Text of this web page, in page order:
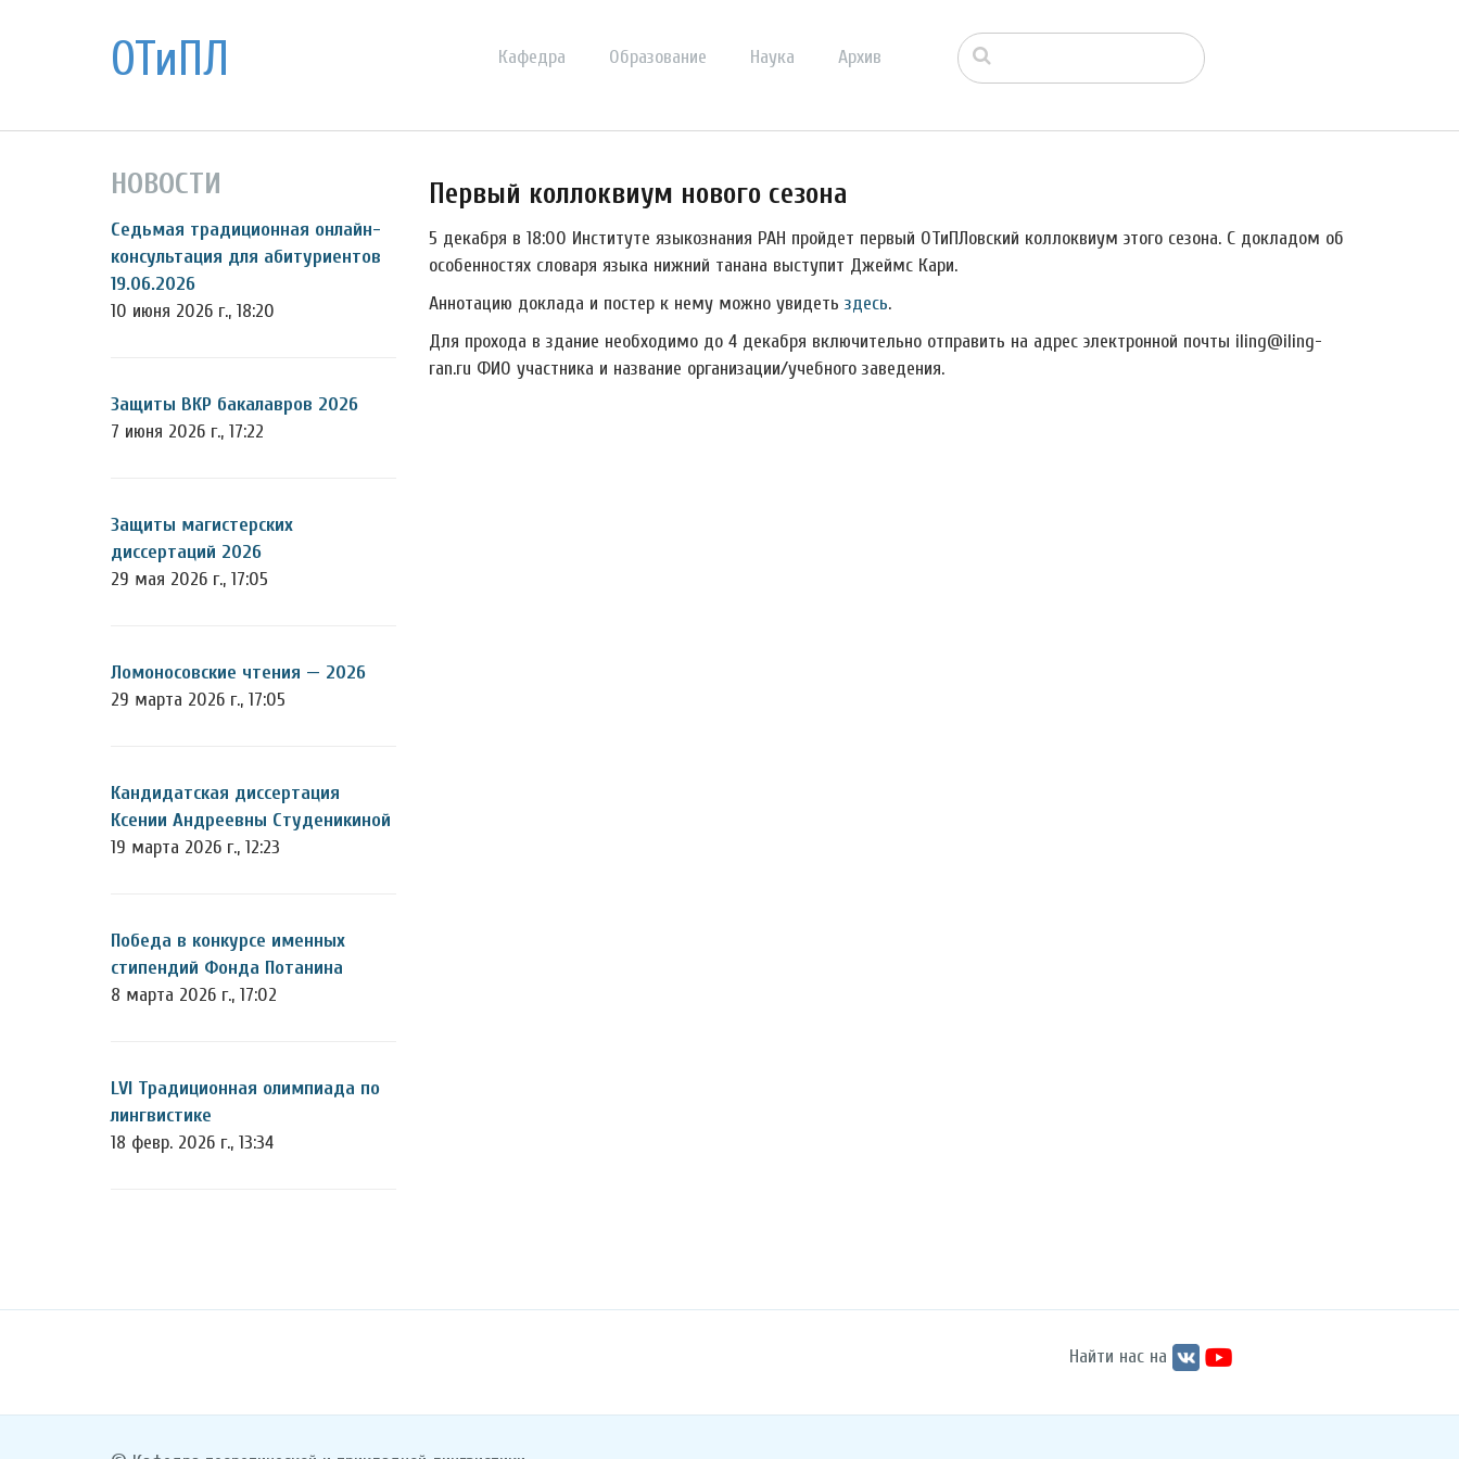
ОТиПЛ Кафедра Образование Наука Архив
НОВОСТИ
Седьмая традиционная онлайн-
консультация для абитуриентов
19.06.2026
10 июня 2026 г., 18:20
Защиты ВКР бакалавров 2026
7 июня 2026 г., 17:22
Защиты магистерских
диссертаций 2026
29 мая 2026 г., 17:05
Ломоносовские чтения — 2026
29 марта 2026 г., 17:05
Кандидатская диссертация
Ксении Андреевны Студеникиной
19 марта 2026 г., 12:23
Победа в конкурсе именных
стипендий Фонда Потанина
8 марта 2026 г., 17:02
LVI Традиционная олимпиада по
лингвистике
18 февр. 2026 г., 13:34
Первый коллоквиум нового сезона
5 декабря в 18:00 Институте языкознания РАН пройдет первый ОТиПЛовский коллоквиум этого сезона. С докладом об
особенностях словаря языка нижний танана выступит Джеймс Кари.
Аннотацию доклада и постер к нему можно увидетьздесь.
Для прохода в здание необходимо до 4 декабря включительно отправить на адрес электронной почты iling@iling-
ran.ru ФИО участника и название организации/учебного заведения.
Найти нас на